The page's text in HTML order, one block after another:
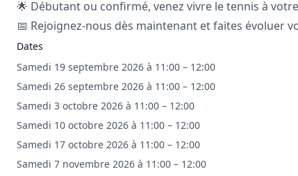
🌟 Débutant ou confirmé, venez vivre le tennis à
📅 Rejoignez-nous dès maintenant et faites évoluer
Dates
Samedi 19 septembre 2026 à 11:00 – 12:00
Samedi 26 septembre 2026 à 11:00 – 12:00
Samedi 3 octobre 2026 à 11:00 – 12:00
Samedi 10 octobre 2026 à 11:00 – 12:00
Samedi 17 octobre 2026 à 11:00 – 12:00
Samedi 7 novembre 2026 à 11:00 – 12:00